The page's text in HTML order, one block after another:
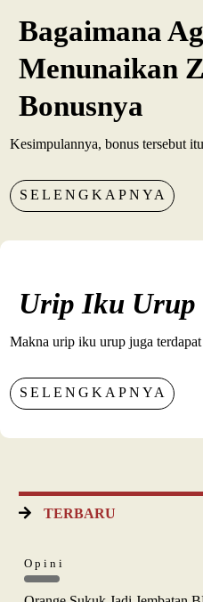
Bagaimana
Menunaikan
Bonusnya
Kesimpulannya, bonus tersebut
SELENGKAPNYA
Urip Iku Urup
Makna urip iku urup juga terdapat
SELENGKAPNYA
TERBARU
Opini